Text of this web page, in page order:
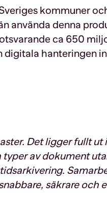
kommuner
använda denna
ca 650
digitala hanteringen
Det ligger fullt ut
av dokument
säkrare och